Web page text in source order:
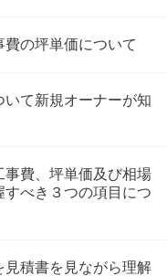
の坪単価について
て新規オーナーが知
費、坪単価及び相場
べき３つの項目につ
見積書を見ながら理解